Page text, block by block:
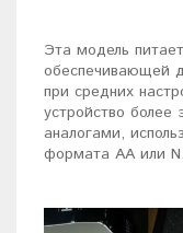
Эта модель
обеспечивающей
при средних
устройство
аналогами,
формата AA или N.